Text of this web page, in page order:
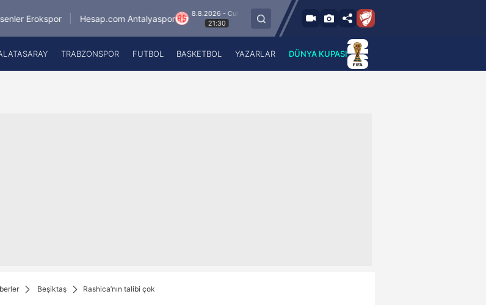
Hesap.com Antalyaspor
8.8.2026 - Cum
21:30
Keçiörengücü Alagöz Holding Iğdır FK
A Haber Radyo
TRABZONSPOR FUTBOL BASKETBOL YAZARLAR DÜNYA KUPASI
Beşiktaş Rashica’nın talibi çok